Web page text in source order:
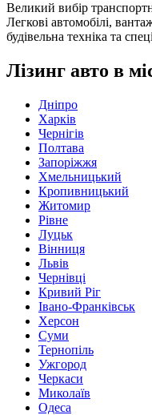
Великий вибір
Легкові автомобілі,
будівельна техніка та
Лізинг авто в
Дніпро
Харків
Чернігів
Полтава
Запоріжжя
Хмельницький
Кропивницький
Житомир
Рівне
Луцьк
Вінниця
Львів
Чернівці
Кривий Ріг
Івано-Франківськ
Херсон
Суми
Тернопіль
Ужгород
Черкаси
Миколаїв
Одеса